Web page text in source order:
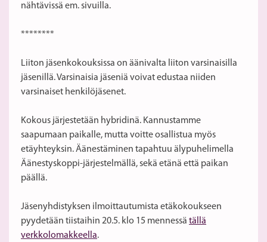
nähtävissä em. sivuilla.
********
Liiton jäsenkokouksissa on äänivalta liiton varsinaisilla
jäsenillä. Varsinaisia jäseniä voivat edustaa niiden
varsinaiset henkilöjäsenet.
Kokous järjestetään hybridinä. Kannustamme
saapumaan paikalle, mutta voitte osallistua myös
etäyhteyksin. Äänestäminen tapahtuu älypuhelimella
Äänestyskoppi-järjestelmällä, sekä etänä että paikan
päällä.
Jäsenyhdistyksen ilmoittautumista etäkokoukseen
pyydetään tiistaihin 20.5. klo 15 mennessä tällä
verkkolomakkeella.